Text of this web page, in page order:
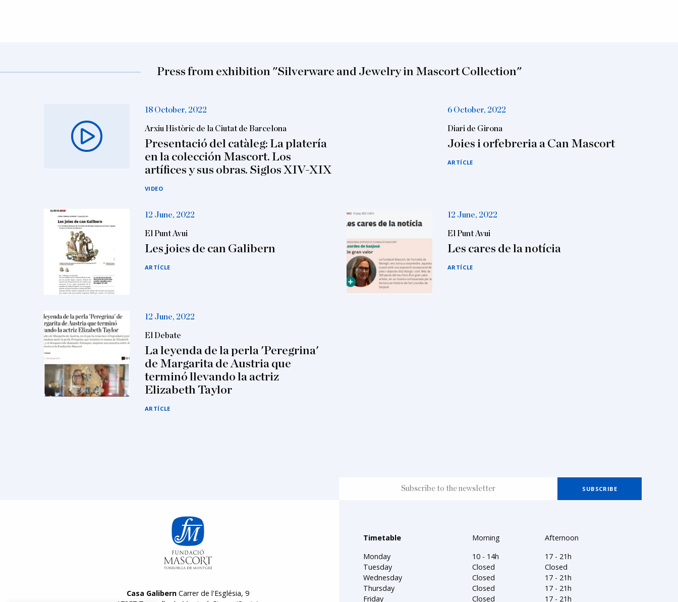
Press from exhibition "Silverware and Jewelry in Mascort Collection"
18 October, 2022
Arxiu Històric de la Ciutat de Barcelona
Presentació del catàleg: La platería
en la colección Mascort. Los
artífices y sus obras. Siglos XIV-XIX
VIDEO
6 October, 2022
Diari de Girona
Joies i orfebreria a Can Mascort
ARTÍCLE
12 June, 2022
El Punt Avui
Les joies de can Galibern
ARTÍCLE
12 June, 2022
El Punt Avui
Les cares de la notícia
ARTÍCLE
12 June, 2022
El Debate
La leyenda de la perla 'Peregrina'
de Margarita de Austria que
terminó llevando la actriz
Elizabeth Taylor
ARTÍCLE
Casa GalibernCarrer de l'Església, 9
Timetable Morning
Afternoon
Monday
10 - 14h
17 - 21h
Tuesday
Closed
Closed
Wednesday
Closed
17 - 21h
Thursday
Closed
17 - 21h
Friday
Closed 17 - 21h